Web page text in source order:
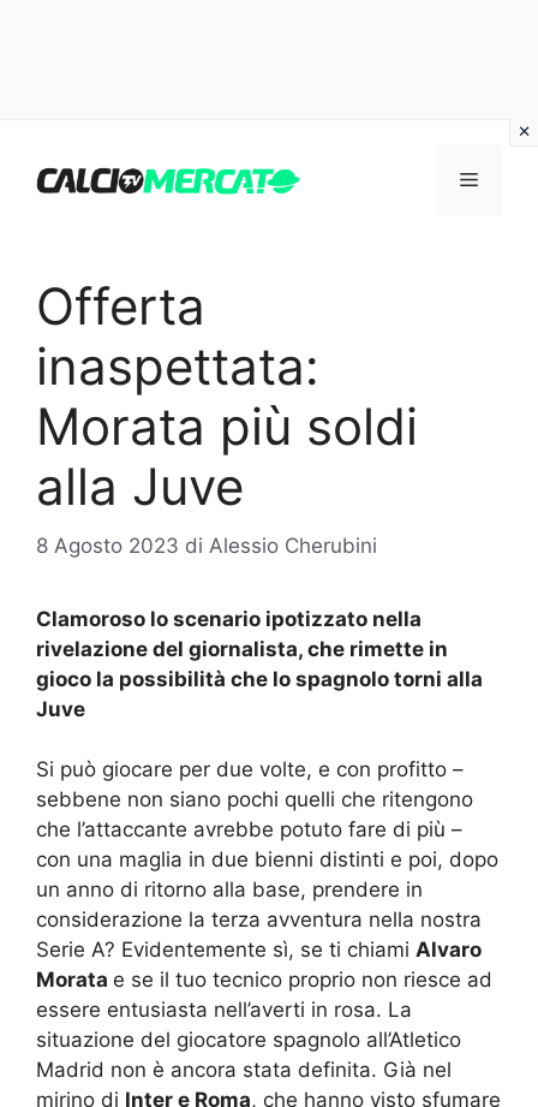
contenuto
Menu
Offerta
inaspettata:
Morata più soldi
alla Juve
8 Agosto 2023 di Alessio Cherubini
Clamoroso lo scenario ipotizzato nella
rivelazione del giornalista, che rimette in
gioco la possibilità che lo spagnolo torni alla
Juve
Si può giocare per due volte, e con profitto –
sebbene non siano pochi quelli che ritengono
che l’attaccante avrebbe potuto fare di più –
con una maglia in due bienni distinti e poi, dopo
un anno di ritorno alla base, prendere in
considerazione la terza avventura nella nostra
Serie A? Evidentemente sì, se ti chiami Alvaro
Morata e se il tuo tecnico proprio non riesce ad
essere entusiasta nell’averti in rosa. La
situazione del giocatore spagnolo all’Atletico
Madrid non è ancora stata definita. Già nel
mirino di Inter e Roma, che hanno visto sfumare